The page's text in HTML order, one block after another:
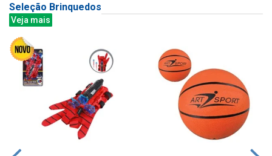
Seleção Brinquedos
Veja mais